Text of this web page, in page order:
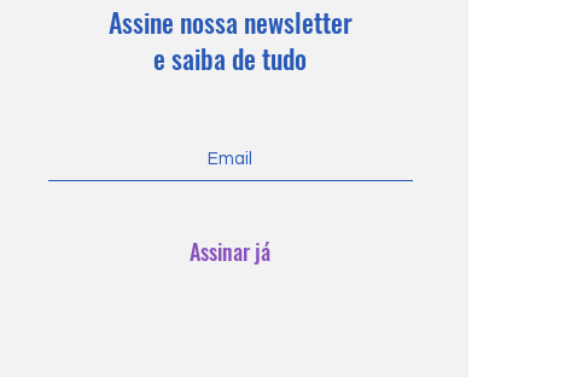
Assine nossa newsletter
e saiba de tudo
Assinar já